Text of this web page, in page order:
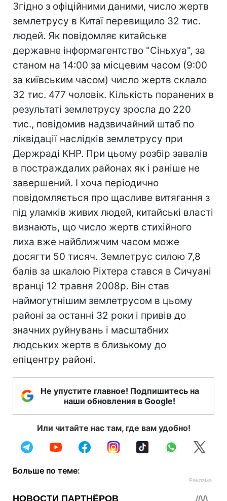
Згідно з офіційними даними, число жертв
землетрусу в Китаї перевищило 32 тис.
людей. Як повідомляє китайське
державне інформагентство "Сіньхуа", за
станом на 14:00 за місцевим часом (9:00
за київським часом) число жертв склало
32 тис. 477 чоловік. Кількість поранених в
результаті землетрусу зросла до 220
тис., повідомив надзвичайний штаб по
ліквідації наслідків землетрусу при
Держраді КНР. При цьому розбір завалів
в постраждалих районах як і раніше не
завершений. І хоча періодично
повідомляється про щасливе витягання з
під уламків живих людей, китайські власті
визнають, що число жертв стихійного
лиха вже найближчим часом може
досягти 50 тисяч. Землетрус силою 7,8
балів за шкалою Ріхтера стався в Сичуані
вранці 12 травня 2008р. Він став
наймогутнішим землетрусом в цьому
районі за останні 32 роки і привів до
значних руйнувань і масштабних
людських жертв в близькому до
епіцентру районі.
Не упустите главное! Подпишитесь на
наши обновления в Google!
Или читайте нас там, где вам удобно!
Больше по теме: